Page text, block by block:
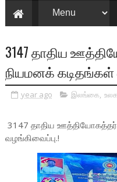
3147 தாதிய
நியமனக் கடிதங்கள்
year ago இலங்கை,
3147 தாதிய
வழங்கிவைப்பு.!